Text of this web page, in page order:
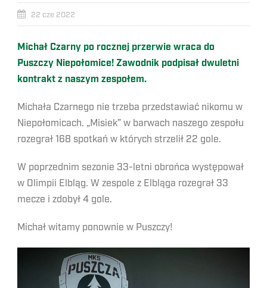
22 cze 2022
Michał Czarny po rocznej przerwie wraca do
Puszczy Niepołomice! Zawodnik podpisał dwuletni
kontrakt z naszym zespołem.
Michała Czarnego nie trzeba przedstawiać nikomu w
Niepołomicach. „Misiek” w barwach naszego zespołu
rozegrał 168 spotkań w których strzelił 22 gole.
W poprzednim sezonie 33-letni obrońca występował
w Olimpii Elbląg. W zespole z Elbląga rozegrał 33
mecze i zdobył 4 gole.
Michał witamy ponownie w Puszczy!